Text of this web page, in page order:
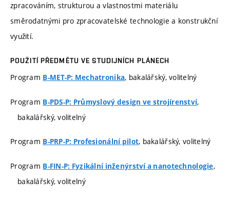
zpracováním, strukturou a vlastnostmi materiálu
směrodatnými pro zpracovatelské technologie a konstrukční
využití.
POUŽITÍ PŘEDMĚTU VE STUDIJNÍCH PLÁNECH
Program B-MET-P: Mechatronika, bakalářský, volitelný
Program B-PDS-P: Průmyslový design ve strojírenství,
bakalářský, volitelný
Program B-PRP-P: Profesionální pilot, bakalářský, volitelný
Program B-FIN-P: Fyzikální inženýrství a nanotechnologie,
bakalářský, volitelný